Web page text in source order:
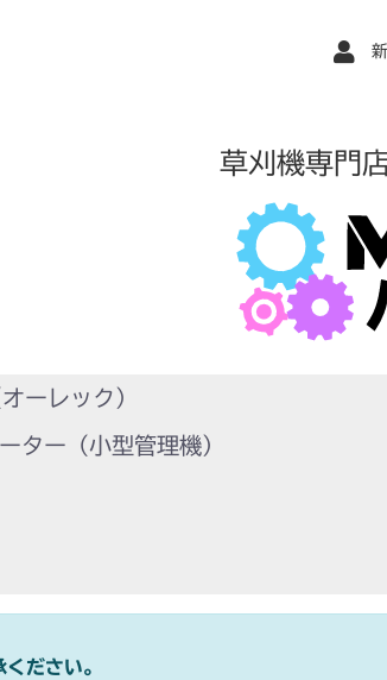
草刈機専門
ーレック）
ー（小型管理機）
ださい。